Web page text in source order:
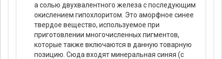
а солью двухвалентного железа с последующим
окислением гипохлоритом. Это аморфное синее
твердое вещество, используемое при
приготовлении многочисленных пигментов,
которые также включаются в данную товарную
позицию. Сюда входят минеральная синяя (с